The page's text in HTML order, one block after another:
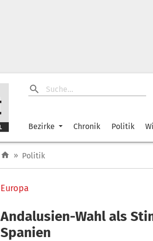
Bezirke Chronik Politik
» Politik
Europa
Andalusien-Wahl als
Spanien